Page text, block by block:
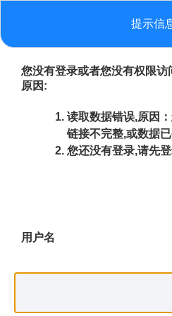
提示信
您没有登录或者您没有权限
原因:
读取数据错误,原因
链接不完整,或数据
您还没有登录,请先
用户名